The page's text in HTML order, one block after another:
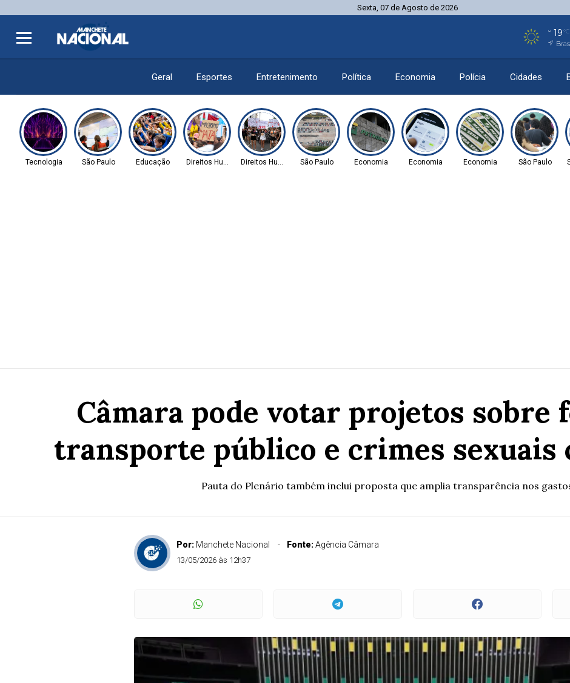
Sexta, 07 de Agosto de 2026
19°C
Geral Esportes Entretenimento Política Economia Polícia Cidades
Tecnologia São Paulo Educação Direitos HumanosDireitos HumanosSão Paulo Economia Economia Economia São Paulo
Câmara pode votar projetos
transporte público e crimes sexuais
Pauta do Plenário também inclui proposta que amplia transparência nos
Por: Manchete Nacional Fonte:Agência Câmara
13/05/2026 às 12h37